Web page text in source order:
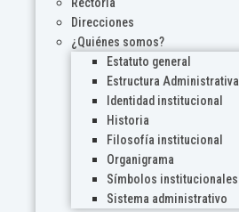
Direcciones
¿Quiénes somos?
Estatuto general
Estructura Administrativa
Identidad institucional
Historia
Filosofía institucional
Organigrama
Símbolos institucionales
Sistema administrativo